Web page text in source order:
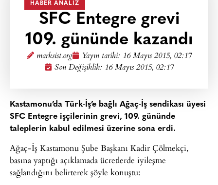
HABER ANALIZ
SFC Entegre grevi
109. gününde kazandı
marksist.org Yayın tarihi: 16 Mayıs 2015, 02:17
Son Değişiklik: 16 Mayıs 2015, 02:17
Kastamonu’da Türk-İş’e bağlı Ağaç-İş sendikası üyesi
SFC Entegre işçilerinin grevi, 109. gününde
taleplerin kabul edilmesi üzerine sona erdi.
Ağaç-İş Kastamonu Şube Başkanı Kadir Çölmekçi,
basına yaptığı açıklamada ücretlerde iyileşme
sağlandığını belirterek şöyle konuştu: